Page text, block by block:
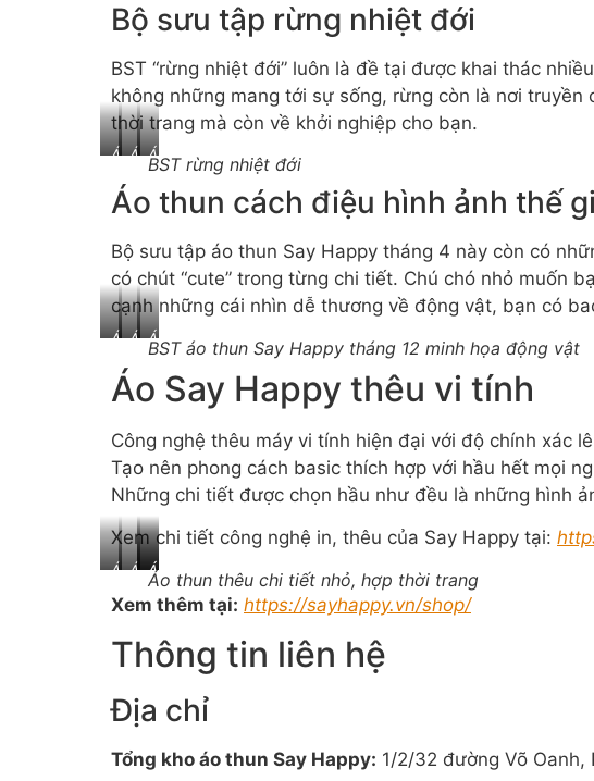
trờivũ
trụ
Bộ sưu tập rừng nhiệt đới
BST “rừng nhiệt đới” luôn là đề tại được khai thác
không những mang tới sự sống, rừng còn là nơi
thời trang mà còn về khởi nghiệp cho bạn.
Áo
họa
tiết
tả
rừng
nhiệt
đới
Áo
thun
Say
Happy
mê
cung
mới
lạ
Áo
thun
Unisex
họa
trái
cây
BST rừng nhiệt đới
Áo thun cách điệu hình ảnh thế
Bộ sưu tập áo thun Say Happy tháng 4 này còn có
có chút “cute” trong từng chi tiết. Chú chó nhỏ muốn
cạnh những cái nhìn dễ thương về động vật, bạn có
Áo
hình
chú
đốm
Áo
thun
hình
mèo
lạ
Áo
thun
BAD
CAT
hot
độc
BST áo thun Say Happy tháng 12 minh họa động vật
Áo Say Happy thêu vi tính
Công nghệ thêu máy vi tính hiện đại với độ chính xác
Tạo nên phong cách basic thích hợp với hầu hết mọi
Những chi tiết được chọn hầu như đều là những hình
Xem chi tiết công nghệ in, thêu của Say Happy tại:
Áo
thêu
nhỏ
Áo
thun
thêu
màu
Spooky
Áo
thêu
hoạt
trắng
đen
thương
Áo
thêu
chữ
Áo thun thêu chi tiết nhỏ, hợp thời trang
Xem thêm tại: https://sayhappy.vn/shop/
Thông tin liên hệ
Địa chỉ
Tổng kho áo thun Say Happy: 1/2/32 đường Võ Oanh,